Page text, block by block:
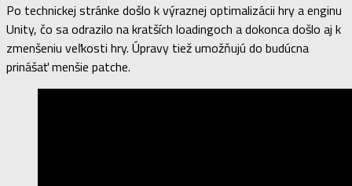
Po technickej stránke došlo k výraznej optimalizácii hry a enginu
Unity, čo sa odrazilo na kratších loadingoch a dokonca došlo aj k
zmenšeniu veľkosti hry. Úpravy tiež umožňujú do budúcna
prinášať menšie patche.